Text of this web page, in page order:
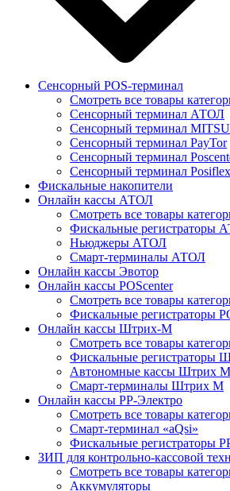
Сенсорный POS-терминал
Смотреть все товары
Сенсорный терминал АТОЛ
Сенсорный терминал MITSU
Сенсорный терминал PayTor
Сенсорный терминал
Сенсорный терминал Posiflex
Фискальные накопители
Онлайн кассы АТОЛ
Смотреть все товары
Фискальные регистраторы
Ньюджеры АТОЛ
Смарт-терминалы АТОЛ
Онлайн кассы Эвотор
Онлайн кассы POScenter
Смотреть все товары
Фискальные регистраторы
Онлайн кассы Штрих-М
Смотреть все товары
Фискальные регистраторы
Автономные кассы Штрих М
Смарт-терминалы Штрих М
Онлайн кассы РР-Электро
Смотреть все товары
Смарт-терминал «aQsi»
Фискальные регистраторы
ЗИП для контрольно-кассовой
Смотреть все товары
Аккумуляторы